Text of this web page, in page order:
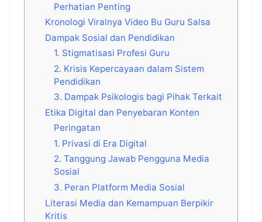
Perhatian Penting
Kronologi Viralnya Video Bu Guru Salsa
Dampak Sosial dan Pendidikan
1. Stigmatisasi Profesi Guru
2. Krisis Kepercayaan dalam Sistem
Pendidikan
3. Dampak Psikologis bagi Pihak Terkait
Etika Digital dan Penyebaran Konten
Peringatan
1. Privasi di Era Digital
2. Tanggung Jawab Pengguna Media
Sosial
3. Peran Platform Media Sosial
Literasi Media dan Kemampuan Berpikir
Kritis